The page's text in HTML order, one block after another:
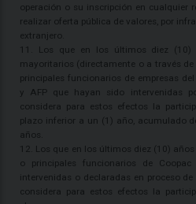
operación o su inscripción en cualquier
realizar oferta pública de valores, por
extranjero.
11. Los que en los últimos diez (10)
mayoritarios (directamente o a través de
principales funcionarios de empresas
y AFP que hayan sido intervenidas
considera para estos efectos la
plazo inferior a un (1) año, acumulado
años.
12. Los que en los últimos diez (10)
o principales funcionarios de
intervenidas o declaradas en proceso
considera para estos efectos la